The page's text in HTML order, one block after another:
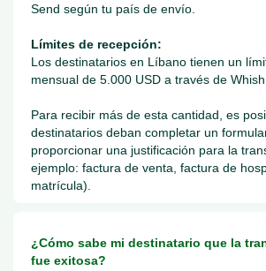
Send según tu país de envío.
Límites de recepción:
Los destinatarios en Líbano tienen un
mensual de 5.000 USD a través de Whish.
Para recibir más de esta cantidad, es
destinatarios deban completar un
proporcionar una justificación para la
ejemplo: factura de venta, factura de
matrícula).
¿Cómo sabe mi destinatario que la
fue exitosa?